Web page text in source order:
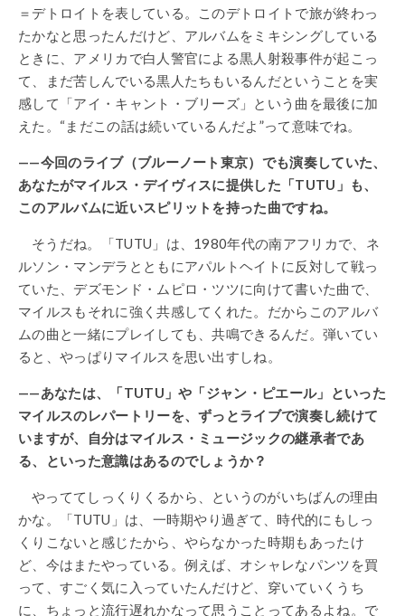
＝デトロイトを表している。このデトロイトで旅が終わっ
たかなと思ったんだけど、アルバムをミキシングしている
ときに、アメリカで白人警官による黒人射殺事件が起こっ
て、まだ苦しんでいる黒人たちもいるんだということを実
感して「アイ・キャント・ブリーズ」という曲を最後に加
えた。“まだこの話は続いているんだよ”って意味でね。
——今回のライブ（ブルーノート東京）でも演奏していた、
あなたがマイルス・デイヴィスに提供した「TUTU」も、
このアルバムに近いスピリットを持った曲ですね。
そうだね。「TUTU」は、1980年代の南アフリカで、ネ
ルソン・マンデラとともにアパルトヘイトに反対して戦っ
ていた、デズモンド・ムピロ・ツツに向けて書いた曲で、
マイルスもそれに強く共感してくれた。だからこのアルバ
ムの曲と一緒にプレイしても、共鳴できるんだ。弾いてい
ると、やっぱりマイルスを思い出すしね。
——あなたは、「TUTU」や「ジャン・ピエール」といった
マイルスのレパートリーを、ずっとライブで演奏し続けて
いますが、自分はマイルス・ミュージックの継承者であ
る、といった意識はあるのでしょうか？
やっててしっくりくるから、というのがいちばんの理由
かな。「TUTU」は、一時期やり過ぎて、時代的にもしっ
くりこないと感じたから、やらなかった時期もあったけ
ど、今はまたやっている。例えば、オシャレなパンツを買
って、すごく気に入っていたんだけど、穿いていくうち
に、ちょっと流行遅れかなって思うことってあるよね。で